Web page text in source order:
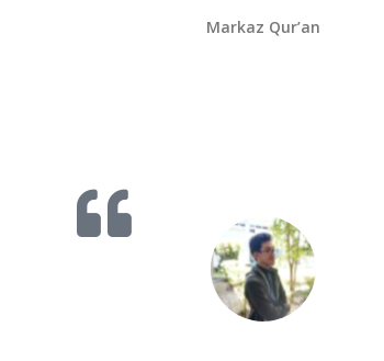
Markaz Qur’an